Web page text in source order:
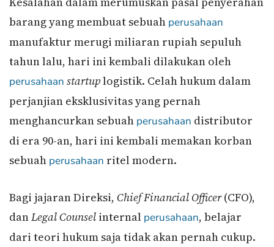
barang yang membuat sebuah perusahaan
manufaktur merugi miliaran rupiah sepuluh
tahun lalu, hari ini kembali dilakukan oleh
perusahaan startuplogistik. Celah hukum dalam
perjanjian eksklusivitas yang pernah
menghancurkan sebuah perusahaan distributor
di era 90-an, hari ini kembali memakan korban
sebuah perusahaan ritel modern.
Bagi jajaran Direksi, Chief Financial Officer(CFO),
danLegal Counsel internal perusahaan, belajar
dari teori hukum saja tidak akan pernah cukup.